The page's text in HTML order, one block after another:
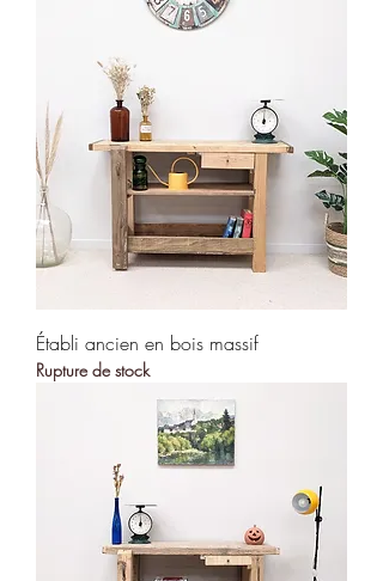
Établi ancien en bois massif
Rupture de stock